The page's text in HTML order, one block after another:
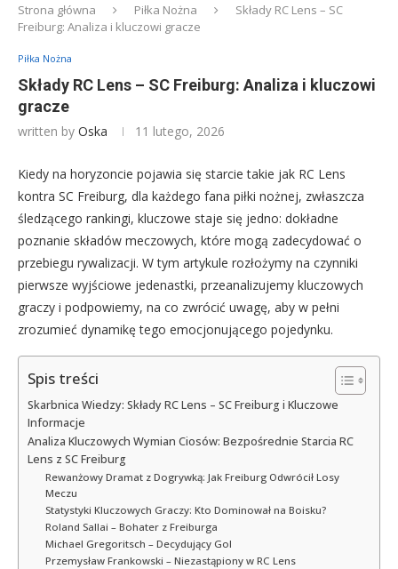
Strona główna Piłka Nożna
Składy RC Lens – SC
Freiburg: Analiza i kluczowi gracze
Piłka Nożna
Składy RC Lens – SC Freiburg: Analiza i kluczowi
gracze
written by Oska 11 lutego, 2026
Kiedy na horyzoncie pojawia się starcie takie jak RC Lens
kontra SC Freiburg, dla każdego fana piłki nożnej, zwłaszcza
śledzącego rankingi, kluczowe staje się jedno: dokładne
poznanie składów meczowych, które mogą zadecydować o
przebiegu rywalizacji. W tym artykule rozłożymy na czynniki
pierwsze wyjściowe jedenastki, przeanalizujemy kluczowych
graczy i podpowiemy, na co zwrócić uwagę, aby w pełni
zrozumieć dynamikę tego emocjonującego pojedynku.
Spis treści
Skarbnica Wiedzy: Składy RC Lens – SC Freiburg i Kluczowe
Informacje
Analiza Kluczowych Wymian Ciosów: Bezpośrednie Starcia RC
Lens z SC Freiburg
Rewanżowy Dramat z Dogrywką: Jak Freiburg Odwrócił Losy
Meczu
Statystyki Kluczowych Graczy: Kto Dominował na Boisku?
Roland Sallai – Bohater z Freiburga
Michael Gregoritsch – Decydujący Gol
Przemysław Frankowski – Niezastąpiony w RC Lens